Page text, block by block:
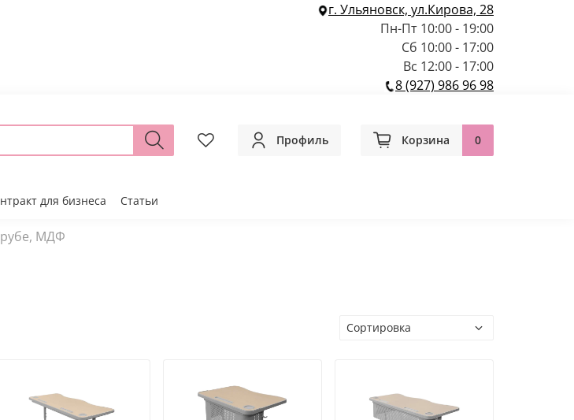
г. Ульяновск, ул.Кирова, 28
Пн-Пт 10:00 - 19:00
Сб 10:00 - 17:00
Вс 12:00 - 17:00
8 (927) 986 96 98
Профиль Корзина 0
для бизнеса Статьи
МДФ